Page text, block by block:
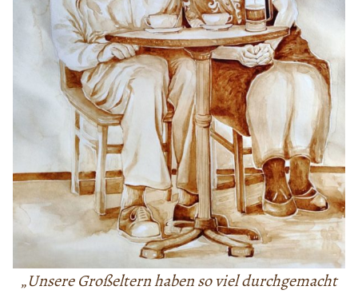
„Unsere Großeltern haben so viel durchgemacht